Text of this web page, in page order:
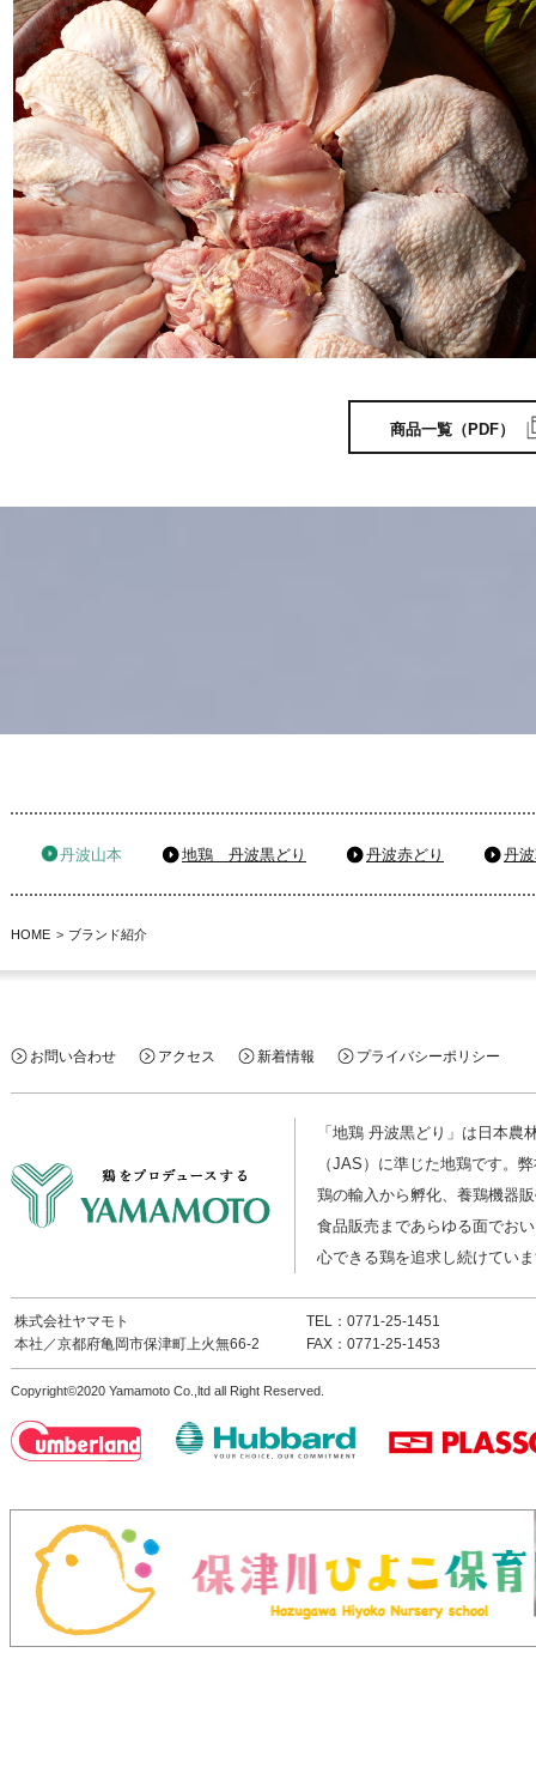
商品一覧（PDF）
丹波山本 地鶏 丹波黒どり 丹波赤どり 丹
HOME ブランド紹介
お問い合わせ アクセス 新着情報 プライバシーポリシー
「地鶏 丹波黒どり」は日本農
（JAS）に準じた地鶏です。
鶏の輸入から孵化、養鶏機器
食品販売まであらゆる面でお
心できる鶏を追求し続けてい
株式会社ヤマモト
本社／京都府亀岡市保津町上火無66-2
TEL：0771-25-1451
FAX：0771-25-1453
Copyright©2020 Yamamoto Co.,ltd all Right Reserved.